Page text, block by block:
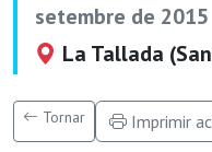
setembre de 2015
La Tallada
Tornar Imprimir